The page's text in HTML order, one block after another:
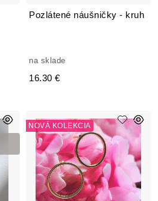
Pozlátené náušničky - kruh
na sklade
16.30 €
NOVÁ KOLEKCIA